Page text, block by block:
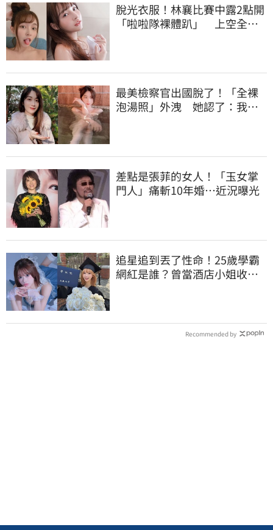
脫光衣服！林襄比賽中露2點開
「啦啦隊裸體趴」 上空全裸
最美檢察官出國脫了！「全裸
泡湯照」外洩 她認了：我一
差點是張菲的女人！「玉女掌
門人」痛斬10年婚…近況曝光
追星追到丟了性命！25歲學霸
網紅是誰？曾當酒店小姐收入
Recommended by